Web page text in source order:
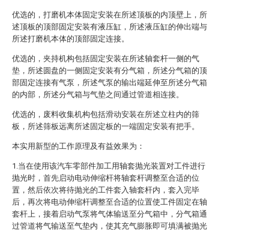
优选的，打磨机本体固定安装在所述顶板的内顶壁上，所
述顶板的顶部固定安装有液压缸，所述液压缸的伸出端与
所述打磨机本体的顶部固定连接。
优选的，夹持机构包括固定安装在所述轴套杆一侧的气
垫，所述圆盘的一侧固定安装有分气箱，所述分气箱的顶
部固定连接有气泵，所述气泵的输出端延伸至所述分气箱
的内部，所述分气箱与气垫之间通过管道相连接。
优选的，废料收集机构包括滑动安装在所述立柱内的筛
板，所述筛板远离所述固定板的一端固定安装有把手。
本实用新型的工作原理及有益效果为：
1.当在使用该汽车零部件加工用轴套抛光装置对工件进行
抛光时，首先启动电动伸缩杆将轴套杆调整至合适的位
置，然后依次将待抛光的工件套入轴套杆内，套入完毕
后，再次将电动伸缩杆调整至合适的位置使工件固定在轴
套杆上，接着启动气泵将气体输送至分气箱中，分气箱通
过管道将气输送至气垫内，使其充气膨胀即可填满被抛光